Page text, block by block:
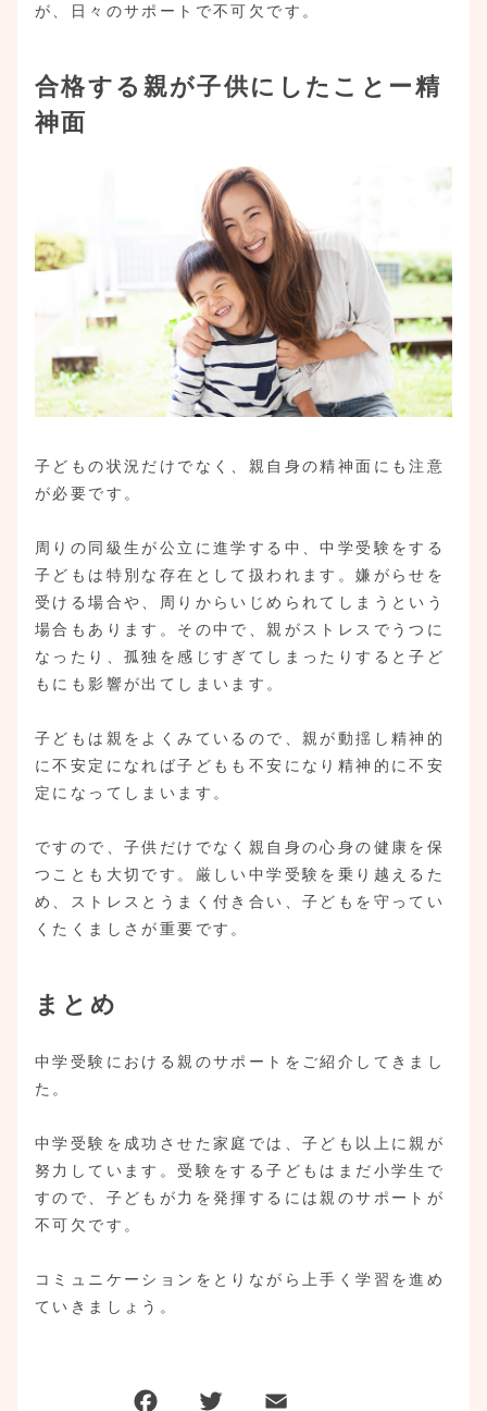
が、日々のサポートで不可欠です。
合格する親が子供にしたことー精
神面
子どもの状況だけでなく、親自身の精神面にも注意
が必要です。
周りの同級生が公立に進学する中、中学受験をする
子どもは特別な存在として扱われます。嫌がらせを
受ける場合や、周りからいじめられてしまうという
場合もあります。その中で、親がストレスでうつに
なったり、孤独を感じすぎてしまったりすると子ど
もにも影響が出てしまいます。
子どもは親をよくみているので、親が動揺し精神的
に不安定になれば子どもも不安になり精神的に不安
定になってしまいます。
ですので、子供だけでなく親自身の心身の健康を保
つことも大切です。厳しい中学受験を乗り越えるた
め、ストレスとうまく付き合い、子どもを守ってい
くたくましさが重要です。
まとめ
中学受験における親のサポートをご紹介してきまし
た。
中学受験を成功させた家庭では、子ども以上に親が
努力しています。受験をする子どもはまだ小学生で
すので、子どもが力を発揮するには親のサポートが
不可欠です。
コミュニケーションをとりながら上手く学習を進め
ていきましょう。